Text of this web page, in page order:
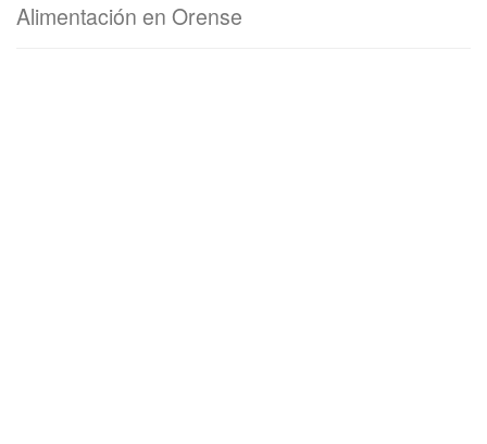
Alimentación en Orense